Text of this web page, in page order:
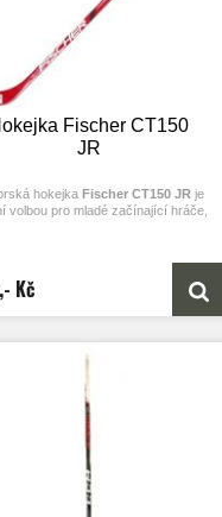
Fischer CT150
JR
hokejkaFischer CT150 JR je
volbou pro mladé začínající hráče,
zajišťuje pevnost a
dobře odolává i při hře na
drží a nabízí jistý úchop při
Fischer CT150 JR
rekreační hru.
volba pro mladé hokejisty za
dostupnou cenu.
Kč